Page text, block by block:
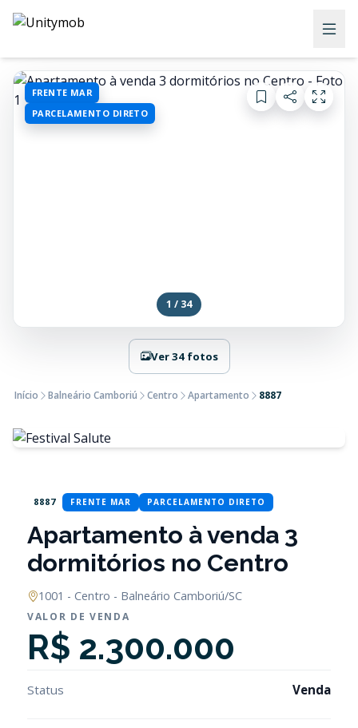
FRENTE MAR
PARCELAMENTO DIRETO
1 / 34
Ver 34 fotos
Início Balneário Camboriú Centro Apartamento 8887
8887 FRENTE MAR PARCELAMENTO DIRETO
Apartamento à venda 3
dormitórios no Centro
1001 - Centro - Balneário Camboriú/SC
VALOR DE VENDA
R$ 2.300.000
Status Venda